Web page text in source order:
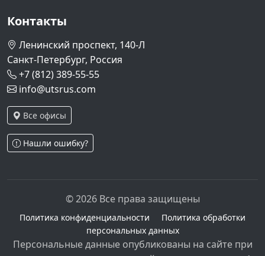
Контакты
Ленинский проспект, 140-Л
Санкт-Петербург, Россия
+7 (812) 389-55-55
info@utsrus.com
Все офисы
Нашли ошибку?
© 2026 Все права защищены
Политика конфиденциальности
Политика обработки
персональных данных
Персональные данные опубликованы на сайте при